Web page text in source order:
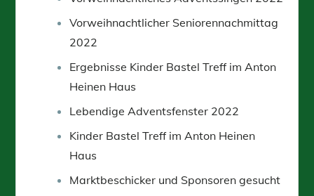
Vorweihnachtlicher Seniorennachmittag
2022
Ergebnisse Kinder Bastel Treff im Anton
Heinen Haus
Lebendige Adventsfenster 2022
Kinder Bastel Treff im Anton Heinen
Haus
Marktbeschicker und Sponsoren gesucht